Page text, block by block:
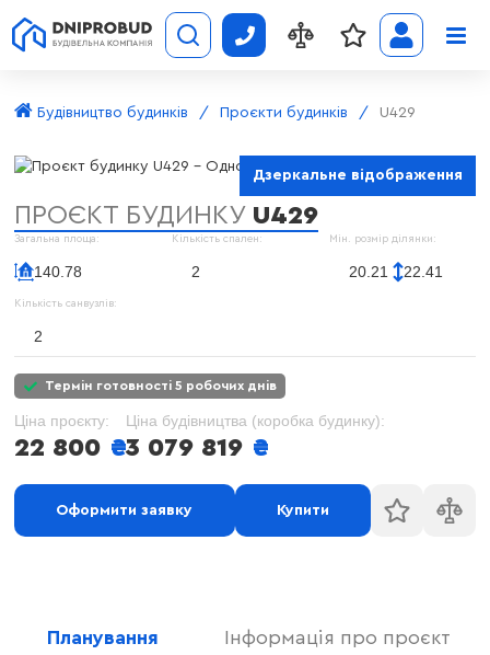
Будівництво будинків Проєкти будинків U429
Дзеркальне відображення
ПРОЄКТ БУДИНКУ U429
Загальна площа:
140.78
Кількість спален:
2
Мін. розмір ділянки:
20.21 22.41
Кількість санвузлів:
2
термін готовності 5 робочих днів
Ціна проєкту:
22 800 ₴
Ціна будівництва (коробка будинку):
3 079 819 ₴
Оформити заявку Купити
Планування Інформація про проєкт